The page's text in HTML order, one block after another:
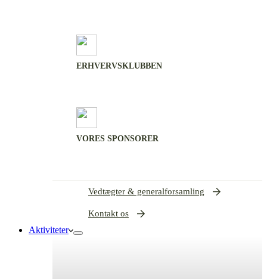
ERHVERVSKLUBBEN
VORES SPONSORER
Vedtægter & generalforsamling
Kontakt os
Aktiviteter